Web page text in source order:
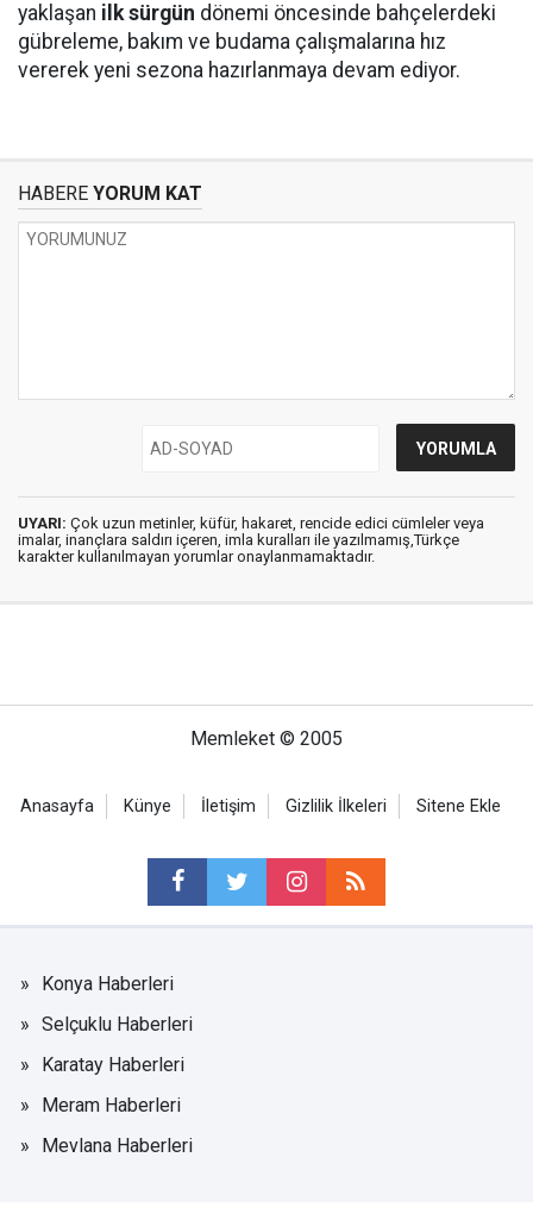
yaklaşan ilk sürgün dönemi öncesinde bahçelerdeki
gübreleme, bakım ve budama çalışmalarına hız
vererek yeni sezona hazırlanmaya devam ediyor.
HABERE YORUM KAT
UYARI: Çok uzun metinler, küfür, hakaret, rencide edici cümleler veya
imalar, inançlara saldırı içeren, imla kuralları ile yazılmamış,Türkçe
karakter kullanılmayan yorumlar onaylanmamaktadır.
Memleket © 2005
Anasayfa Künye İletişim Gizlilik İlkeleri Sitene Ekle
Konya Haberleri
Selçuklu Haberleri
Karatay Haberleri
Meram Haberleri
Mevlana Haberleri